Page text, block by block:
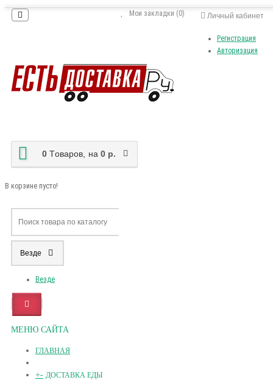
Личный кабинет
Регистрация
Авторизация
Мои закладки (0)
0 Tоваров, на 0 р.
В корзине пусто!
Везде
Везде
МЕНЮ САЙТА
ГЛАВНАЯ
+- ДОСТАВКА ЕДЫ